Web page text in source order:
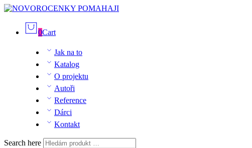
0Cart
Jak na to
Katalog
O projektu
Autoři
Reference
Dárci
Kontakt
Search here